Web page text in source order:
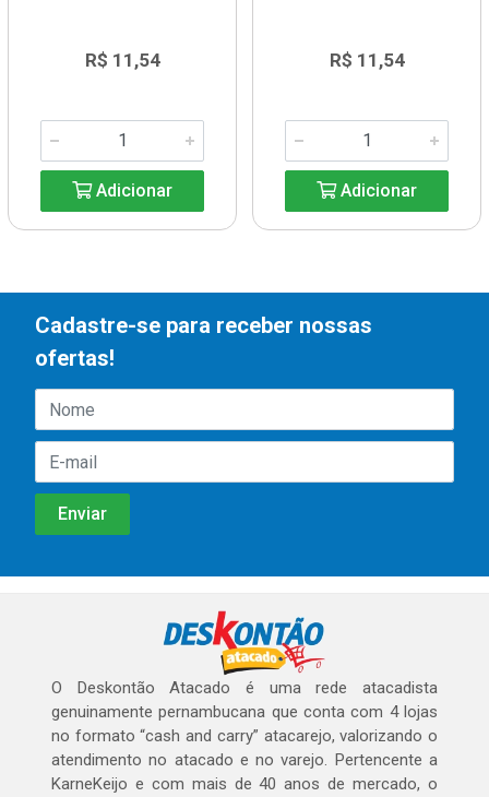
R$ 11,54
Adicionar
R$ 11,54
Adicionar
Cadastre-se para receber nossas
ofertas!
O Deskontão Atacado é uma rede atacadista
genuinamente pernambucana que conta com 4 lojas
no formato “cash and carry” atacarejo, valorizando o
atendimento no atacado e no varejo. Pertencente a
KarneKeijo e com mais de 40 anos de mercado, o